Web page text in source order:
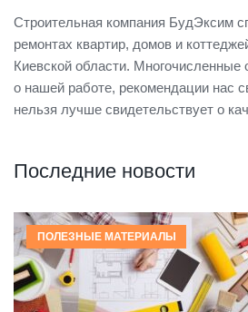
Строительная компания БудЭксим
ремонтах квартир, домов и
Киевской области.
о нашей работе, рекомендации нас
нельзя лучше свидетельствует о
Последние новости
ПОЛЕЗНЫЕ МАТЕРИАЛЫ